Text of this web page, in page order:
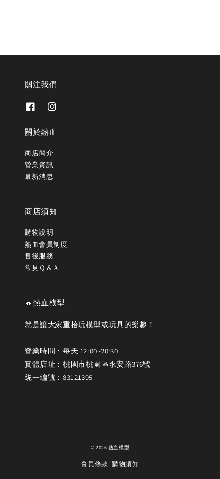
關注我們
關於熱血
商店簡介
營業資訊
最新消息
商店須知
購物說明
熱血會員制度
售後服務
常見Ｑ＆Ａ
🔥熱血模型
就是讓大家重拾玩模型或玩具的樂趣！
營業時間：每天 12:00~20:30
實體店址：桃園市桃園區永安路376號
統一編號：83121395
© 2026 熱血模型
會員條款 |購物須知